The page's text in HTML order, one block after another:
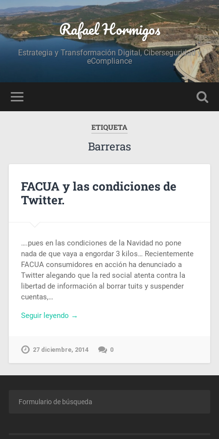
Rafael Hormigos
Estrategia y Transformación Digital, Ciberseguridad y
eCompliance
ETIQUETA
Barreras
FACUA y las condiciones de
Twitter.
….pues en las condiciones de la Navidad no pone
nada de que vaya a engordar 3 kilos… Recientemente
FACUA consumidores en acción ha denunciado a
Twitter alegando que la red social atenta contra la
libertad de información al borrar tuits y suspender
cuentas,…
Seguir leyendo →
27 diciembre, 2014 0